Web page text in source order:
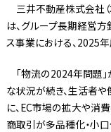
三井不動産株式会社
は、グループ長期経営方
ス事業における、2025
「物流の2024年問題
な状況が続き、生活者
に、EC市場の拡大や消
商取引が多品種化・小